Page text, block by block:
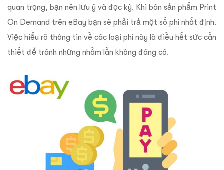
quan trọng, bạn nên lưu ý và đọc kỹ. Khi bán sản phẩm Print
On Demand trên eBay bạn sẽ phải trả một số phí nhất định.
Việc hiểu rõ thông tin về các loại phí này là điều hết sức cần
thiết để tránh những nhầm lẫn không đáng có.